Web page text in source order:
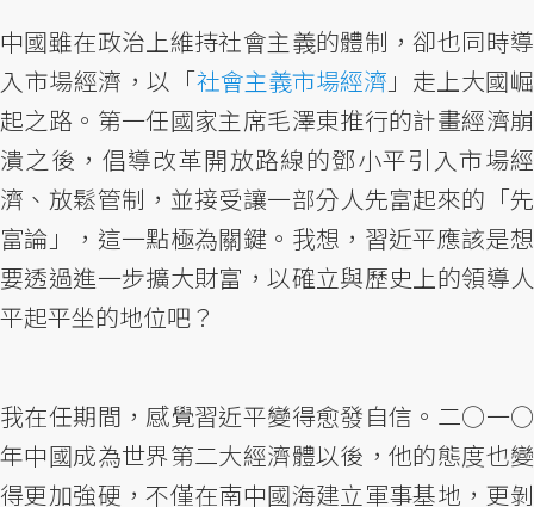
中國雖在政治上維持社會主義的體制，卻也同時導
入市場經濟，以「社會主義市場經濟 」走上大國崛
起之路。第一任國家主席毛澤東推行的計畫經濟崩
潰之後，倡導改革開放路線的鄧小平引入市場經
濟、放鬆管制，並接受讓一部分人先富起來的「先
富論」，這一點極為關鍵。我想，習近平應該是想
要透過進一步擴大財富，以確立與歷史上的領導人
平起平坐的地位吧？
我在任期間，感覺習近平變得愈發自信。二○一○
年中國成為世界第二大經濟體以後，他的態度也變
得更加強硬，不僅在南中國海建立軍事基地，更剝